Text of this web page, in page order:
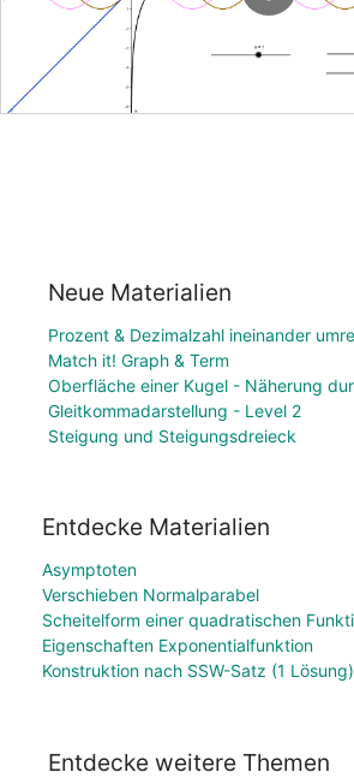
Neue Materialien
Prozent & Dezimalzahl ineinander
Match it! Graph & Term
Oberfläche einer Kugel - Näherung
Gleitkommadarstellung - Level 2
Steigung und Steigungsdreieck
Entdecke Materialien
Asymptoten
Verschieben Normalparabel
Scheitelform einer quadratischen
Eigenschaften Exponentialfunktion
Konstruktion nach SSW-Satz (1 Lösung)
Entdecke weitere Themen